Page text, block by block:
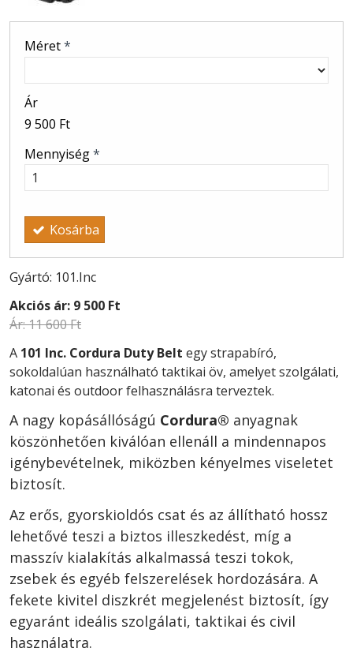
Méret*
Ár
9 500 Ft
Mennyiség*
Kosárba
Gyártó: 101.Inc
Akciós ár: 9 500 Ft
Ár:11 600 Ft
A 101 Inc. Cordura Duty Belt egy strapabíró,
sokoldalúan használható taktikai öv, amelyet szolgálati,
katonai és outdoor felhasználásra terveztek.
A nagy kopásállóságú Cordura® anyagnak
köszönhetően kiválóan ellenáll a mindennapos
igénybevételnek, miközben kényelmes viseletet
biztosít.
Az erős, gyorskioldós csat és az állítható hossz
lehetővé teszi a biztos illeszkedést, míg a
masszív kialakítás alkalmassá teszi tokok,
zsebek és egyéb felszerelések hordozására. A
fekete kivitel diszkrét megjelenést biztosít, így
egyaránt ideális szolgálati, taktikai és civil
használatra.